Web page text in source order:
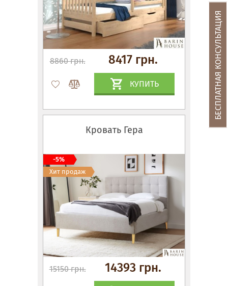
8860 грн. 8417 грн.
КУПИТЬ
Кровать Гера
15150 грн. 14393 грн.
-5%
Хит продаж
БЕСПЛАТНАЯ КОНСУЛЬТАЦИЯ